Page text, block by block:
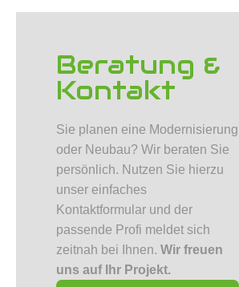
Beratung &
Kontakt
Sie planen eine Modernisierung
oder Neubau? Wir beraten Sie
persönlich. Nutzen Sie hierzu
unser einfaches
Kontaktformular und der
passende Profi meldet sich
zeitnah bei Ihnen. Wir freuen
uns auf Ihr Projekt.